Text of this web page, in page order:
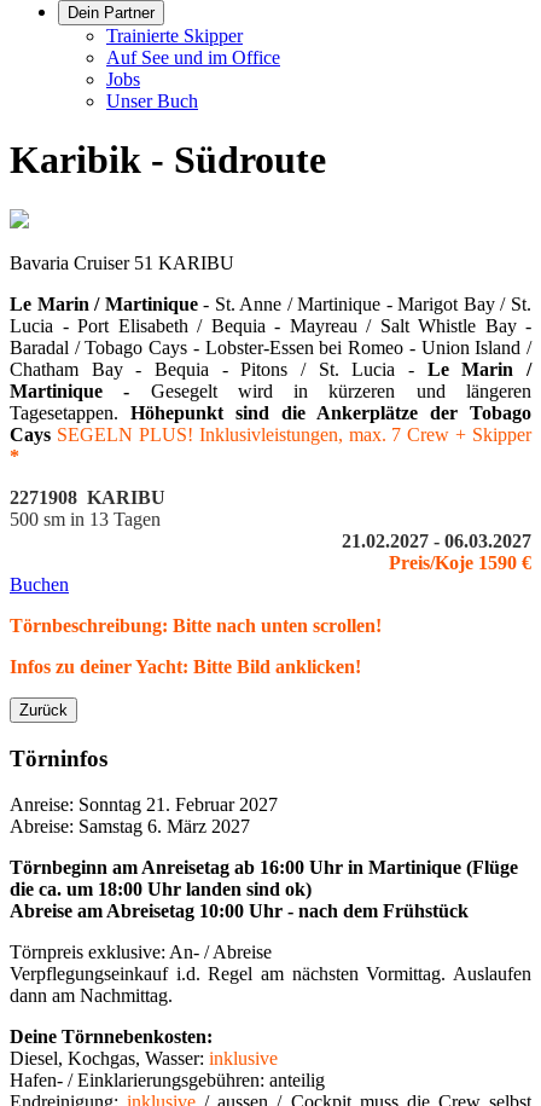
Dein Partner
Trainierte Skipper
Auf See und im Office
Jobs
Unser Buch
Karibik - Südroute
Bavaria Cruiser 51 KARIBU
Le Marin / Martinique- St. Anne / Martinique - Marigot Bay / St.
Lucia - Port Elisabeth / Bequia - Mayreau / Salt Whistle Bay -
Baradal / Tobago Cays - Lobster-Essen bei Romeo - Union Island /
Chatham Bay - Bequia - Pitons / St. Lucia - Le Marin /
Martinique - Gesegelt wird in kürzeren und längeren
Tagesetappen. Höhepunkt sind die Ankerplätze der Tobago
Cays SEGELN PLUS! Inklusivleistungen, max. 7 Crew + Skipper
*
2271908 KARIBU
500 sm in 13 Tagen
21.02.2027 - 06.03.2027
Preis/Koje 1590 €
Buchen
Törnbeschreibung: Bitte nach unten scrollen!
Infos zu deiner Yacht: Bitte Bild anklicken!
Zurück
Törninfos
Anreise: Sonntag 21. Februar 2027
Abreise: Samstag 6. März 2027
Törnbeginn am Anreisetag ab 16:00 Uhr in Martinique (Flüge
die ca. um 18:00 Uhr landen sind ok)
Abreise am Abreisetag 10:00 Uhr - nach dem Frühstück
Törnpreis exklusive: An- / Abreise
Verpflegungseinkauf i.d. Regel am nächsten Vormittag. Auslaufen
dann am Nachmittag.
Deine Törnnebenkosten:
Diesel, Kochgas, Wasser: inklusive
Hafen- / Einklarierungsgebühren: anteilig